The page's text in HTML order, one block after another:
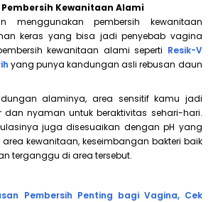
Pembersih Kewanitaan Alami
menggunakan pembersih kewanitaan
keras yang bisa jadi penyebab vagina
kewanitaan alami seperti Resik-V
yang punya kandungan asli rebusan daun
alaminya, area sensitif kamu jadi
dan nyaman untuk beraktivitas sehari-hari.
juga disesuaikan dengan pH yang
area kewanitaan, keseimbangan bakteri baik
terganggu di area tersebut.
Pembersih Penting bagi Vagina, Cek